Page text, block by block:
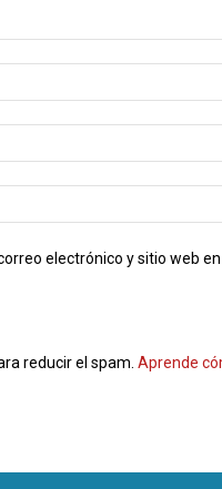
electrónico y sitio web
reducir el spam. Aprende